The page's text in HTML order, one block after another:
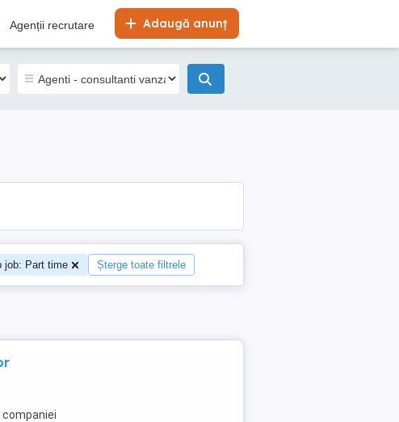
Adaugă anunț
Agenții recrutare
job: Part time Șterge toate filtrele
companiei